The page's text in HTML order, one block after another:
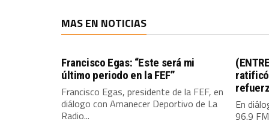
MAS EN NOTICIAS
Francisco Egas: “Este será mi
último periodo en la FEF”
Francisco Egas, presidente de la FEF, en
diálogo con Amanecer Deportivo de La
Radio...
En
96.9